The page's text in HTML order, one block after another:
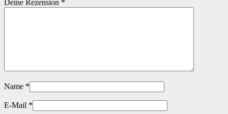
Deine Rezension *
Name *
E-Mail *